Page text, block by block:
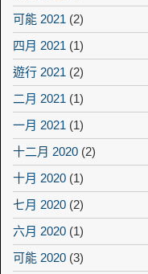
可能 2021 (2)
四月 2021 (1)
遊行 2021 (2)
二月 2021 (1)
一月 2021 (1)
十二月 2020 (2)
十月 2020 (1)
七月 2020 (2)
六月 2020 (1)
可能 2020 (3)